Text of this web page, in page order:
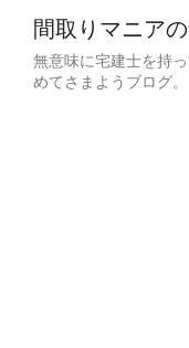
間取りマニア
無意味に宅建士を持
めてさまようブログ